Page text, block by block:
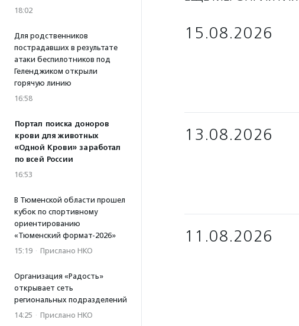
18:02
Для родственников
пострадавших в результате
атаки беспилотников под
Геленджиком открыли
горячую линию
16:58
Портал поиска доноров
крови для животных
«Одной Крови» заработал
по всей России
16:53
В Тюменской области прошел
кубок по спортивному
ориентированию
«Тюменский формат-2026»
15:19 · Прислано НКО
Организация «Радость»
открывает сеть
региональных подразделений
14:25 · Прислано НКО
15.08.2026
13.08.2026
11.08.2026